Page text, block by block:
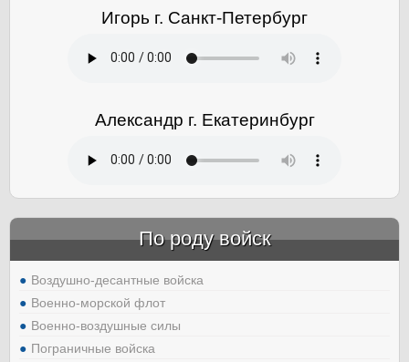
Игорь г. Санкт-Петербург
Александр г. Екатеринбург
По роду войск
Воздушно-десантные войска
Военно-морской флот
Военно-воздушные силы
Пограничные войска